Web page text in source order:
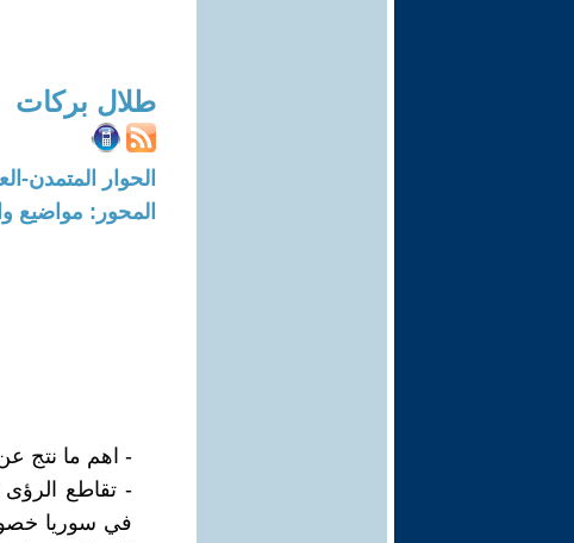
طلال بركات
الحوار المتمدن-العدد: 7315 - 2022 / 7 /
المحور: مواضيع
- اهم ما نتج
- تقاطع الرؤى
في سوريا